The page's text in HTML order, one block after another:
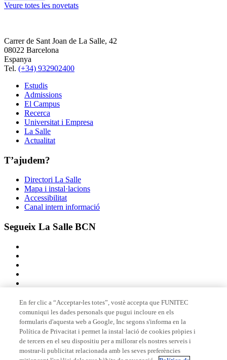
Veure totes les novetats
Carrer de Sant Joan de La Salle, 42
08022 Barcelona
Espanya
Tel. (+34) 932902400
Estudis
Admissions
El Campus
Recerca
Universitat i Empresa
La Salle
Actualitat
T’ajudem?
Directori La Salle
Mapa i instal·lacions
Accessibilitat
Canal intern informació
Segueix La Salle BCN
Membre de
Acreditacions
En fer clic a “Acceptar-les totes”, vostè accepta que FUNITEC
comuniqui les dades personals que pugui incloure en els
formularis d'aquesta web a Google, Inc segons s'informa en la
Política de Privacitat i permet la instal·lació de cookies pròpies i
de tercers en el seu dispositiu per a millorar els nostres serveis i
mostrar-li publicitat relacionada amb les seves preferències